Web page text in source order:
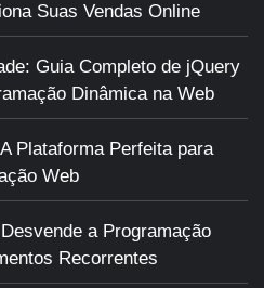
Suas Vendas Online
Guia Completo de jQuery
Dinâmica na Web
Plataforma Perfeita para
Web
a Programação
Recorrentes